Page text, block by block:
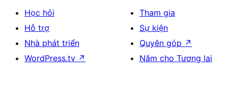
Học hỏi
Hỗ trợ
Nhà phát triển
WordPress.tv ↗
Tham gia
Sự kiện
Quyên góp ↗
Năm cho Tương lai